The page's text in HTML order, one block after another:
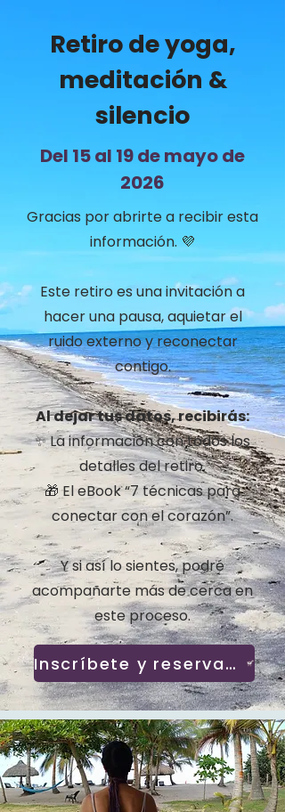
Retiro de yoga,
meditación &
silencio
Del 15 al 19 de mayo de
2026
Gracias por abrirte a recibir esta
información. 💜
Este retiro es una invitación a
hacer una pausa, aquietar el
ruido externo y reconectar
contigo.
Al dejar tus datos, recibirás:
✨ La información con todos los
detalles del retiro.
🎁 El eBook “7 técnicas para
conectar con el corazón”.
Y si así lo sientes, podré
acompañarte más de cerca en
este proceso.
Inscríbete y reserva tu lugar